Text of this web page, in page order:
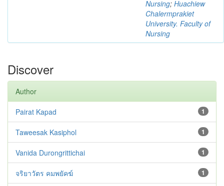
Nursing; Huachiew
Chalermprakiet
University. Faculty of
Nursing
Discover
Author
1
Pairat Kapad
1
Taweesak Kasiphol
1
Vanida Durongrittichai
1
จริยาวัตร คมพยัคฆ์